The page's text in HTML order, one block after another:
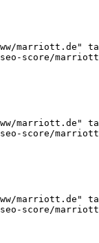
marriott.de"
score/
marriott.de"
score/
marriott.de"
score/